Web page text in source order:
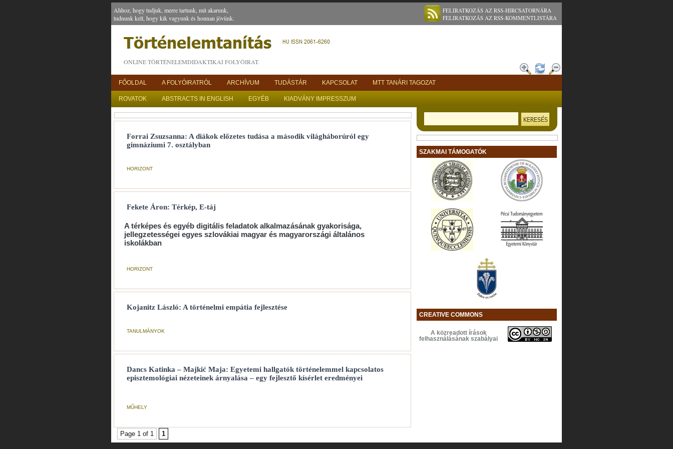
Ahhoz, hogy tudjuk, merre tartunk, mit akarunk,
tudnunk kell, hogy kik vagyunk és honnan jövünk.
FELIRATKOZÁS AZ RSS-HIRCSATORNÁRA
FELIRATKOZÁS AZ RSS-KOMMENTLISTÁRA
ONLINE TÖRTÉNELEMDIDAKTIKAI FOLYÓIRAT.
FŐOLDAL A FOLYÓIRATRÓL ARCHÍVUM TUDÁSTÁR KAPCSOLAT MTT TANÁRI TAGOZAT
ROVATOK ABSTRACTS IN ENGLISH EGYÉB KIADVÁNY IMPRESSZUM
Forrai Zsuzsanna: A diákok előzetes tudása a második világháborúról egy
gimnáziumi 7. osztályban
HORIZONT
Fekete Áron: Térkép, E-táj
A térképes és egyéb digitális feladatok alkalmazásának gyakorisága,
jellegzetességei egyes szlovákiai magyar és magyarországi általános
iskolákban
HORIZONT
Kojanitz László: A történelmi empátia fejlesztése
TANULMÁNYOK
Dancs Katinka – Majkić Maja: Egyetemi hallgatók történelemmel kapcsolatos
episztemológiai nézeteinek árnyalása – egy fejlesztő kísérlet eredményei
MŰHELY
Page 1 of 1 1
SZAKMAI TÁMOGATÓK
CREATIVE COMMONS
A közreadott írások
felhasználásának szabályai